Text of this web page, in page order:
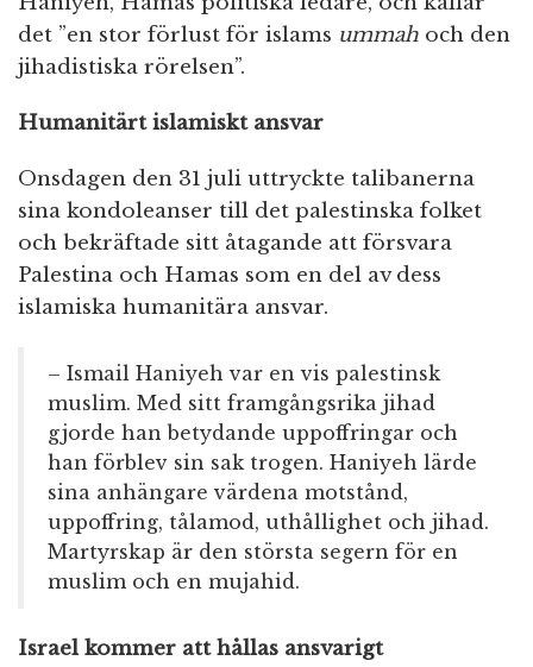
det ”en stor förlust för islams ummah och den
jihadistiska rörelsen”.
Humanitärt islamiskt ansvar
Onsdagen den 31 juli uttryckte talibanerna
sina kondoleanser till det palestinska folket
och bekräftade sitt åtagande att försvara
Palestina och Hamas som en del av dess
islamiska humanitära ansvar.
– Ismail Haniyeh var en vis palestinsk
muslim. Med sitt framgångsrika jihad
gjorde han betydande uppoffringar och
han förblev sin sak trogen. Haniyeh lärde
sina anhängare värdena motstånd,
uppoffring, tålamod, uthållighet och jihad.
Martyrskap är den största segern för en
muslim och en mujahid.
Israel kommer att hållas ansvarigt